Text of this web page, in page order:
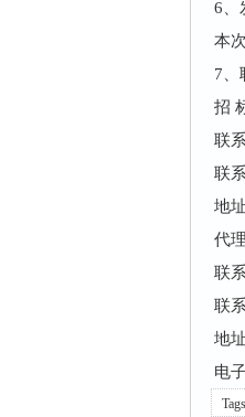
6
本
7
招
联
联
地
代
联
联
地
电